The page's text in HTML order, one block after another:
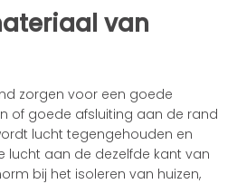
van
zorgen voor een goede
of goede afsluiting aan de rand
lucht tegengehouden en
lucht aan de dezelfde kant van
bij het isoleren van huizen,